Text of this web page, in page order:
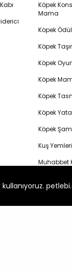
Köpek
Mama
Köpek
Köpek
Köpek
Köpek
Köpek
Köpek
Köpek
Kuş Yemleri
Muhabbet